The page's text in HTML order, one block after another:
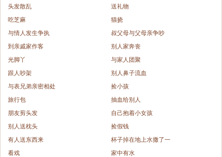
头发散乱
送礼物
吃芝麻
猫挠
与情人发生争执
叔父母与父母亲争吵
到亲戚家作客
别人家奔丧
光脚丫
与家人团聚
跟人吵架
别人鼻子流血
与表兄弟亲密相处
捡小孩
旅行包
抽血给别人
朋友剪头发
自己抱着小女孩
别人送枕头
捡假钱
有人送东西来
杯子掉在地上水撒了一
看戏
家中有水